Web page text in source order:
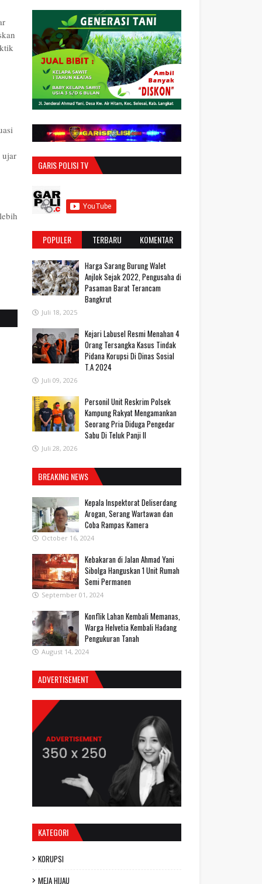
ujar
GARIS POLISI TV
POPULER TERBARU KOMENTAR
Harga Sarang Burung Walet
Anjlok Sejak 2022, Pengusaha di
Pasaman Barat Terancam
Bangkrut
Juli 18, 2025
‎Kejari Labusel Resmi Menahan 4
Orang Tersangka Kasus Tindak
Pidana Korupsi Di Dinas Sosial
T.A 2024
Juli 09, 2026
Personil Unit Reskrim Polsek
Kampung Rakyat Mengamankan
Seorang Pria Diduga Pengedar
Sabu Di Teluk Panji II
Juli 28, 2026
BREAKING NEWS
Kepala Inspektorat Deliserdang
Arogan, Serang Wartawan dan
Coba Rampas Kamera
October 16, 2024
Kebakaran di Jalan Ahmad Yani
Sibolga Hanguskan 1 Unit Rumah
Semi Permanen
September 01, 2024
Konflik Lahan Kembali Memanas,
Warga Helvetia Kembali Hadang
Pengukuran Tanah
August 14, 2024
ADVERTISEMENT
KATEGORI
KORUPSI
MEJA HIJAU